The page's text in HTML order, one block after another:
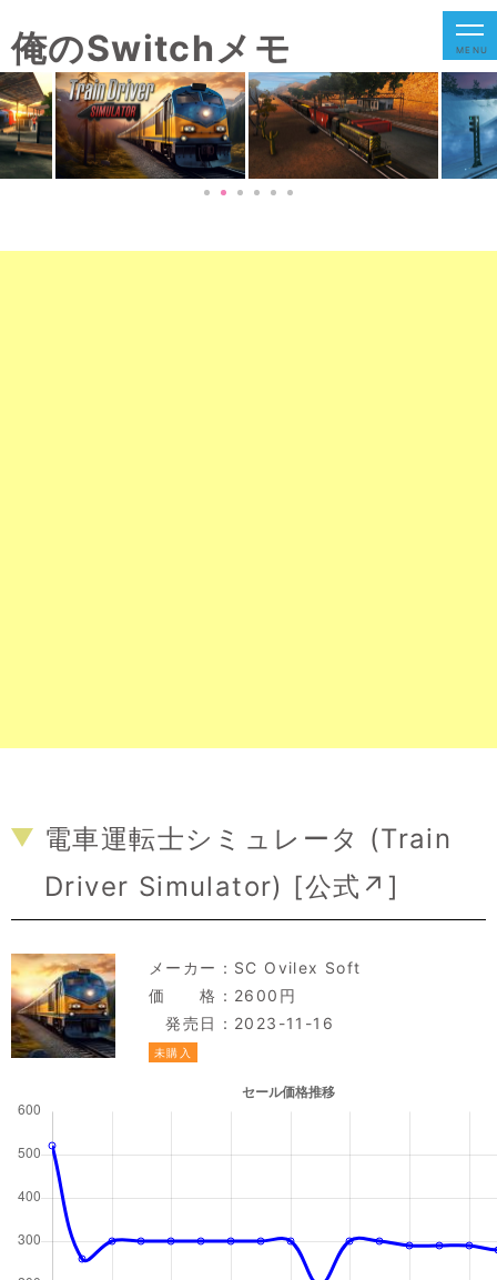
俺のSwitchメモ MENU
電車運転士シミュレータ (Train
Driver Simulator) [公式↗ ]
メーカー： SC Ovilex Soft
価 格：2600円
発売日：2023-11-16
未購入